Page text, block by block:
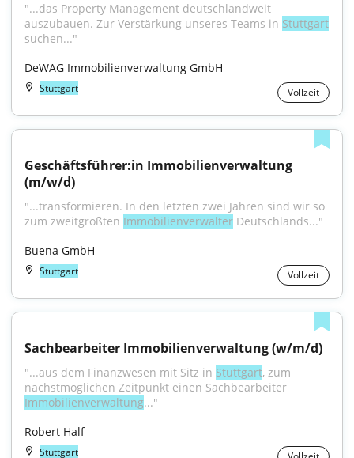
"...das Property Management deutschlandweit
auszubauen. Zur Verstärkung unseres Teams in Stuttgart
suchen..."
DeWAG Immobilienverwaltung GmbH
Stuttgart Vollzeit
Geschäftsführer:in Immobilienverwaltung
(m/w/d)
"...transformieren. In den letzten zwei Jahren sind wir so
zum zweitgrößten Immobilienverwalter Deutschlands..."
Buena GmbH
Stuttgart Vollzeit
Sachbearbeiter Immobilienverwaltung (w/m/d)
"...aus dem Finanzwesen mit Sitz in Stuttgart, zum
Immobilienverwaltung..."
Robert Half
Stuttgart